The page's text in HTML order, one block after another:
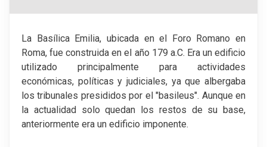
La Basílica Emilia, ubicada en el Foro Romano en
Roma, fue construida en el año 179 a.C. Era un edificio
utilizado principalmente para actividades
económicas, políticas y judiciales, ya que albergaba
los tribunales presididos por el "basileus". Aunque en
la actualidad solo quedan los restos de su base,
anteriormente era un edificio imponente.